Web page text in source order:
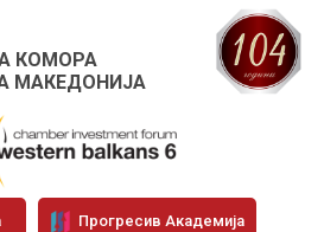
КОМОРА
МАКЕДОНИЈА
Прогресив Академија